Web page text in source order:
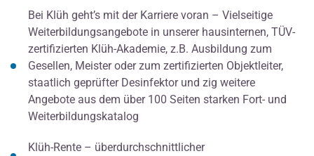
Bei Klüh geht’s mit der Karriere voran – Vielseitige
Weiterbildungsangebote in unserer hausinternen, TÜV-
zertifizierten Klüh-Akademie, z.B. Ausbildung zum
Gesellen, Meister oder zum zertifizierten Objektleiter,
staatlich geprüfter Desinfektor und zig weitere
Angebote aus dem über 100 Seiten starken Fort- und
Weiterbildungskatalog
Klüh-Rente – überdurchschnittlicher